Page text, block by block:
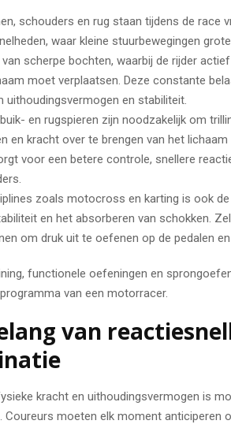
schouders en rug staan tijdens de race
waar kleine stuurbewegingen
scherpe bochten, waarbij de rijder
moet verplaatsen. Deze constante
uithoudingsvermogen en stabiliteit.
en rugspieren zijn noodzakelijk om
en kracht over te brengen van het
voor een betere controle, snellere
zoals motocross en karting is ook
en het absorberen van schokken.
om druk uit te oefenen op de pedalen
functionele oefeningen en
van een motorracer.
van
kracht en uithoudingsvermogen is
Coureurs moeten elk moment anticiperen